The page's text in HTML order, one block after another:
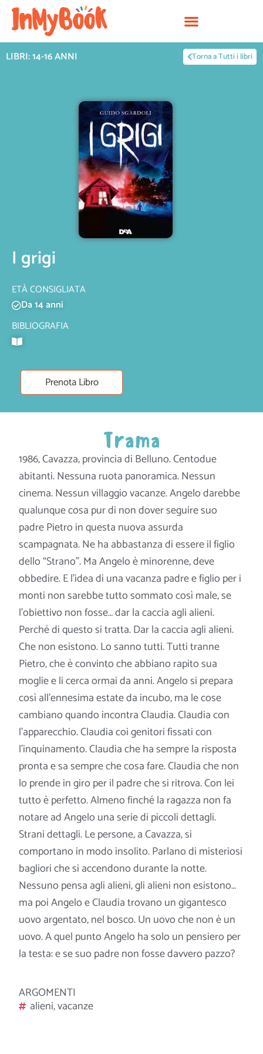
Vai
contenuto
LIBRI: 14-16 ANNI Torna a Tutti i libri
I grigi
ETÀ CONSIGLIATA
Da 14 anni
BIBLIOGRAFIA
Prenota Libro
Trama
1986, Cavazza, provincia di Belluno. Centodue
abitanti. Nessuna ruota panoramica. Nessun
cinema. Nessun villaggio vacanze. Angelo darebbe
qualunque cosa pur di non dover seguire suo
padre Pietro in questa nuova assurda
scampagnata. Ne ha abbastanza di essere il figlio
dello “Strano”. Ma Angelo è minorenne, deve
obbedire. E l’idea di una vacanza padre e figlio per i
monti non sarebbe tutto sommato così male, se
l’obiettivo non fosse… dar la caccia agli alieni.
Perché di questo si tratta. Dar la caccia agli alieni.
Che non esistono. Lo sanno tutti. Tutti tranne
Pietro, che è convinto che abbiano rapito sua
moglie e li cerca ormai da anni. Angelo si prepara
così all’ennesima estate da incubo, ma le cose
cambiano quando incontra Claudia. Claudia con
l’apparecchio. Claudia coi genitori fissati con
l’inquinamento. Claudia che ha sempre la risposta
pronta e sa sempre che cosa fare. Claudia che non
lo prende in giro per il padre che si ritrova. Con lei
tutto è perfetto. Almeno finché la ragazza non fa
notare ad Angelo una serie di piccoli dettagli.
Strani dettagli. Le persone, a Cavazza, si
comportano in modo insolito. Parlano di misteriosi
bagliori che si accendono durante la notte.
Nessuno pensa agli alieni, gli alieni non esistono…
ma poi Angelo e Claudia trovano un gigantesco
uovo argentato, nel bosco. Un uovo che non è un
uovo. A quel punto Angelo ha solo un pensiero per
la testa: e se suo padre non fosse davvero pazzo?
ARGOMENTI
alieni,vacanze